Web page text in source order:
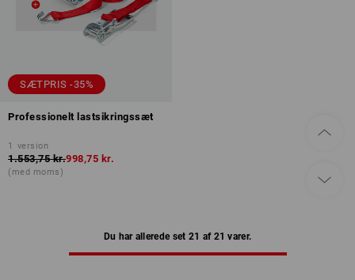
SÆTPRIS -35%
Professionelt lastsikringssæt
1 version
1.553,75 kr.998,75 kr.
(med moms)
Du har allerede set 21 af 21 varer.